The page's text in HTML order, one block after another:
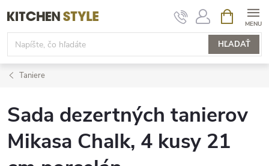
na
obsah
HĽADAŤ
KOŠÍK
Taniere
Sada dezertných tanierov
Mikasa Chalk, 4 kusy 21